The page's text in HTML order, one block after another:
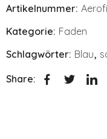
Artikelnummer:
Kategorie: Faden
Schlagwörter: Blau,
Share: